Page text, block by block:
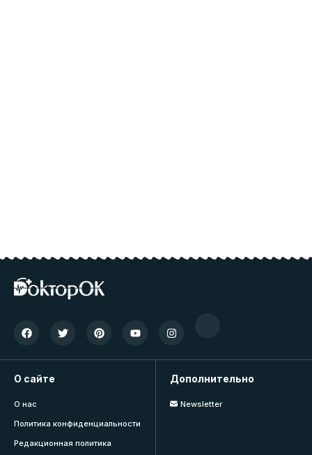
О сайте
О нас
Политика конфиденциальности
Редакционная политика
Дополнительно
Newsletter